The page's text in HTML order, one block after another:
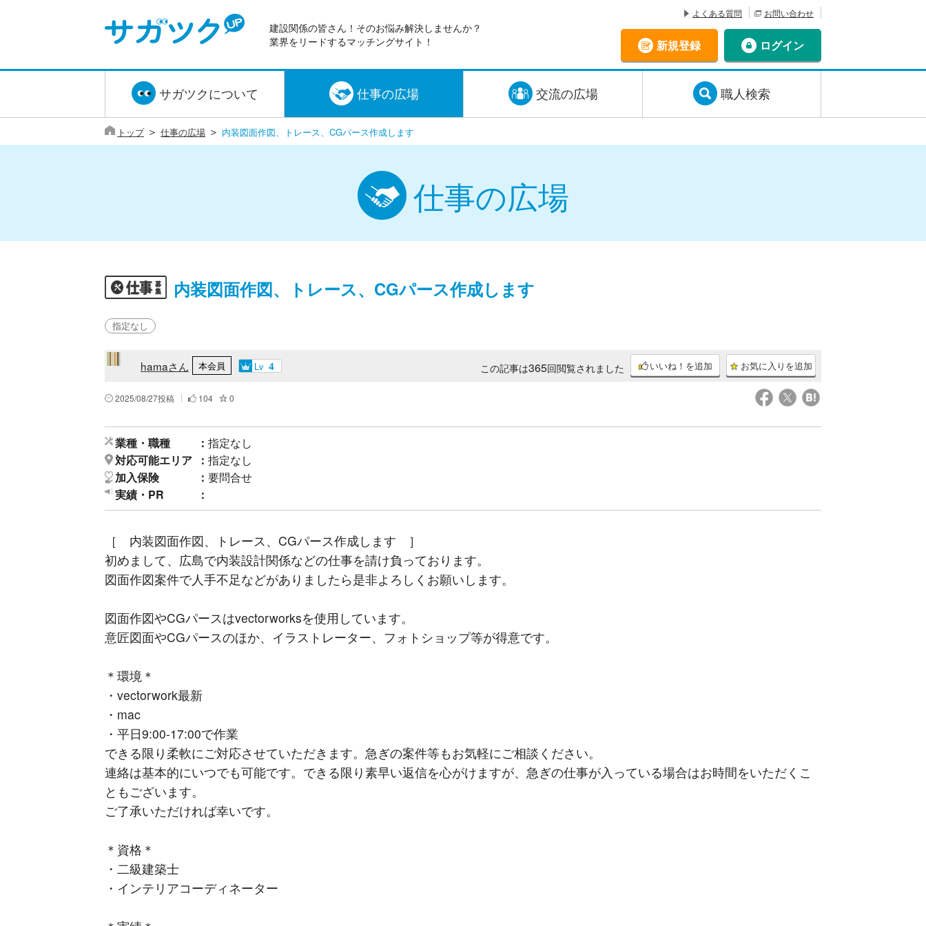
建設関係の皆さん！そのお悩み解決しませんか？
業界をリードするマッチングサイト！
よくある質問 お問い合わせ
新規登録 ログイン
サガツクについて 仕事の広場 交流の広場 職人検索
トップ＞ 仕事の広場 ＞ 内装図面作図、トレース、CGパース作成します
仕事の広場
内装図面作図、トレース、CGパース作成します
指定なし
hamaさん 本会員 Lv 4 この記事は365回閲覧されました いいね！を追加 お気に入りを追加
2025/08/27投稿 104 0
業種・職種
指定なし
対応可能エリア
指定なし
加入保険
要問合せ
実績・PR
［ 内装図面作図、トレース、CGパース作成します ］
初めまして、広島で内装設計関係などの仕事を請け負っております。
図面作図案件で人手不足などがありましたら是非よろしくお願いします。
図面作図やCGパースはvectorworksを使用しています。
意匠図面やCGパースのほか、イラストレーター、フォトショップ等が得意です。
＊環境＊
・vectorwork最新
・mac
・平日9:00-17:00で作業
できる限り柔軟にご対応させていただきます。急ぎの案件等もお気軽にご相談ください。
連絡は基本的にいつでも可能です。できる限り素早い返信を心がけますが、急ぎの仕事が入っている場合はお時間をいただくこ
ともございます。
ご了承いただければ幸いです。
＊資格＊
・二級建築士
・インテリアコーディネーター